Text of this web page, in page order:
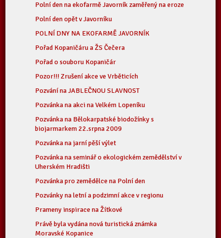
Polní den na ekofarmě Javorník zaměřený na eroze
Polní den opět v Javorníku
POLNÍ DNY NA EKOFARMĚ JAVORNÍK
Pořad Kopaničáru a ŽS Čečera
Pořad o souboru Kopaničár
Pozor!!! Zrušení akce ve Vrběticích
Pozvání na JABLEČNOU SLAVNOST
Pozvánka na akci na Velkém Lopeníku
Pozvánka na Bělokarpatské biodožínky s
biojarmarkem 22.srpna 2009
Pozvánka na jarní pěší výlet
Pozvánka na seminář o ekologickém zemědělství v
Uherském Hradišti
Pozvánka pro zemědělce na Polní den
Pozvánky na letní a podzimní akce v regionu
Prameny inspirace na Žítkové
Právě byla vydána nová turistická známka
Moravské Kopanice